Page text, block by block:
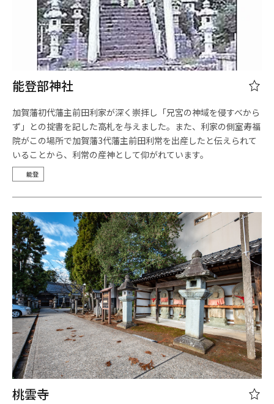
能登部神社
加賀藩初代藩主前田利家が深く崇拝し「兄宮の神域を侵すべから
ず」との掟書を記した高札を与えました。また、利家の側室寿福
院がこの場所で加賀藩3代藩主前田利常を出産したと伝えられて
いることから、利常の産神として仰がれています。
能登
桃雲寺